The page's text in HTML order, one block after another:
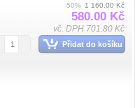
-50% 1 160.00 Kč
580.00 Kč
vč. DPH 701.80 Kč
Přidat do košíku